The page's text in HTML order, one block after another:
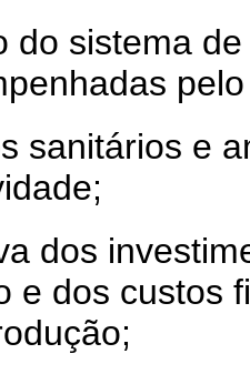
do sistema
sanitários e
dos
e dos custos